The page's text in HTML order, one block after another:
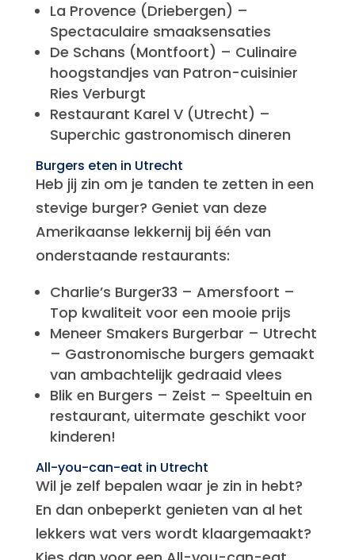
La Provence (Driebergen) –
Spectaculaire smaaksensaties
De Schans (Montfoort) – Culinaire
hoogstandjes van Patron-cuisinier
Ries Verburgt
Restaurant Karel V (Utrecht) –
Superchic gastronomisch dineren
Burgers eten in Utrecht
Heb jij zin om je tanden te zetten in een
stevige burger? Geniet van deze
Amerikaanse lekkernij bij één van
onderstaande restaurants:
Charlie’s Burger33 – Amersfoort –
Top kwaliteit voor een mooie prijs
Meneer Smakers Burgerbar – Utrecht
– Gastronomische burgers gemaakt
van ambachtelijk gedraaid vlees
Blik en Burgers – Zeist – Speeltuin en
restaurant, uitermate geschikt voor
kinderen!
All-you-can-eat in Utrecht
Wil je zelf bepalen waar je zin in hebt?
En dan onbeperkt genieten van al het
lekkers wat vers wordt klaargemaakt?